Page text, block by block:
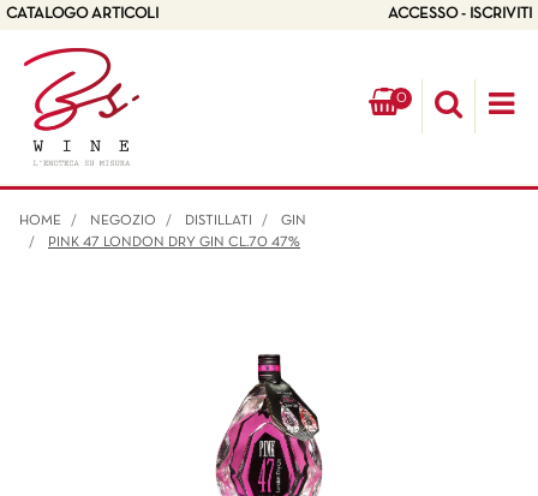
CATALOGO ARTICOLI ACCESSO - ISCRIVITI
0
HOME NEGOZIO DISTILLATI
GIN
PINK 47 LONDON DRY GIN CL.70 47%